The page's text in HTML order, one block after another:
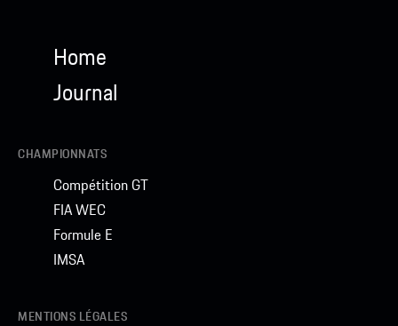
Home
Journal
CHAMPIONNATS
Compétition GT
FIA WEC
Formule E
IMSA
MENTIONS LÉGALES